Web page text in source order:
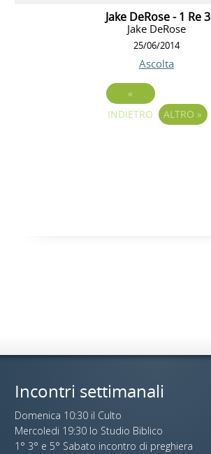
Jake DeRose - 1 Re 3
Jake DeRose
25/06/2014
Ascolta
«
INDIETRO
ALTRO »
Incontri settimanali
Domenica 10:30 il Culto
Mercoledi 19:30 lo Studio Biblico
1° 3° e 5° Sabato incontro di preghiera